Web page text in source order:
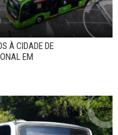
À CIDADE DE
EM